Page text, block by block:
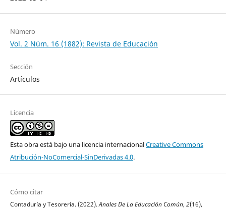
Número
Vol. 2 Núm. 16 (1882): Revista de Educación
Sección
Artículos
Licencia
Esta obra está bajo una licencia internacionalCreative Commons
Atribución-NoComercial-SinDerivadas 4.0.
Cómo citar
Contaduría y Tesorería. (2022).Anales De La Educación Común, 2(16),